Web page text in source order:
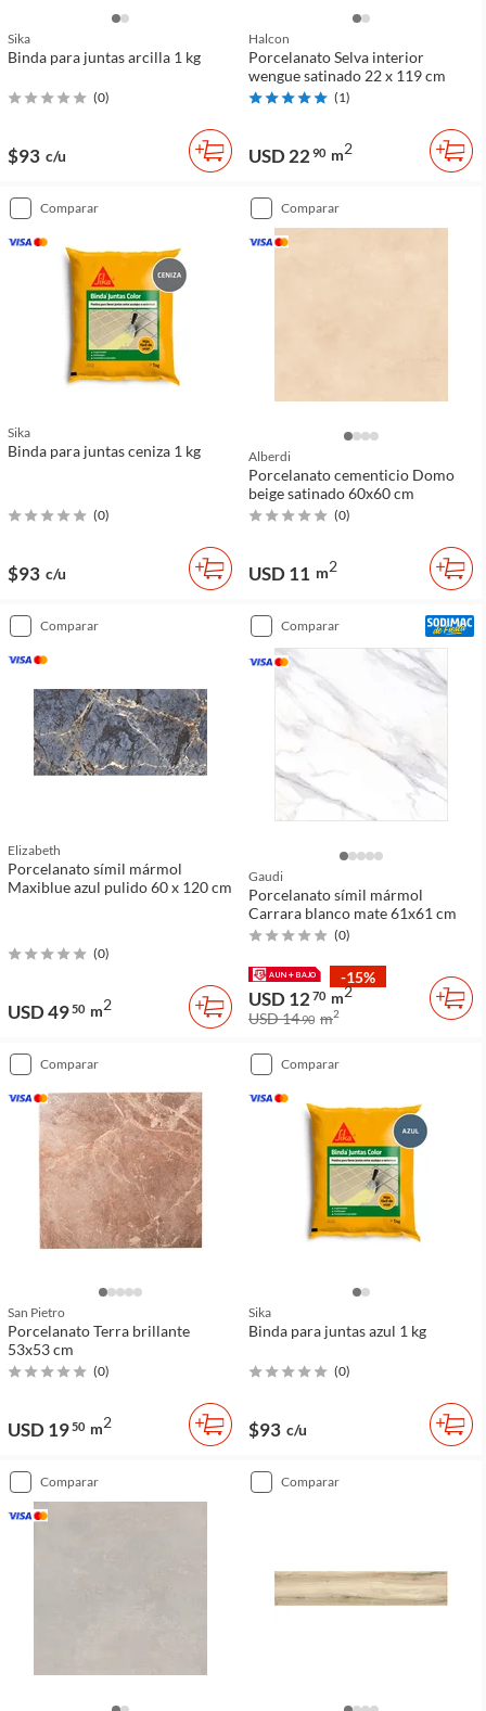
Sika
Binda para juntas arcilla 1 kg
(0)
$93 c/u
Halcon
Porcelanato Selva interior
wengue satinado 22 x 119 cm
(1)
USD 22 90 m2
comparar
Sika
Binda para juntas ceniza 1 kg
(0)
$93 c/u
comparar
Alberdi
Porcelanato cementicio Domo
beige satinado 60x60 cm
(0)
USD 11 m2
comparar
Elizabeth
Porcelanato símil mármol
Maxiblue azul pulido 60 x 120 cm
(0)
USD 4950 m2
comparar
Gaudi
Porcelanato símil mármol
Carrara blanco mate 61x61 cm
(0)
-15%
USD 12 70 m2
USD 1490 m2
comparar
San Pietro
Porcelanato Terra brillante
53x53 cm
(0)
USD 1950 m2
comparar
Sika
Binda para juntas azul 1 kg
(0)
$93 c/u
comparar comparar